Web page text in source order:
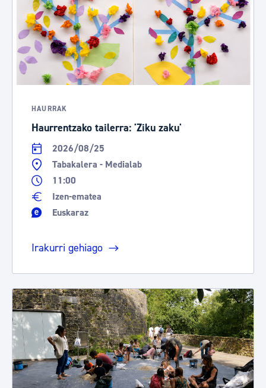
HAURRAK
Haurrentzako tailerra: 'Ziku zaku'
2026/08/25
Tabakalera - Medialab
11:00
Izen-ematea
Euskaraz
Irakurri gehiago